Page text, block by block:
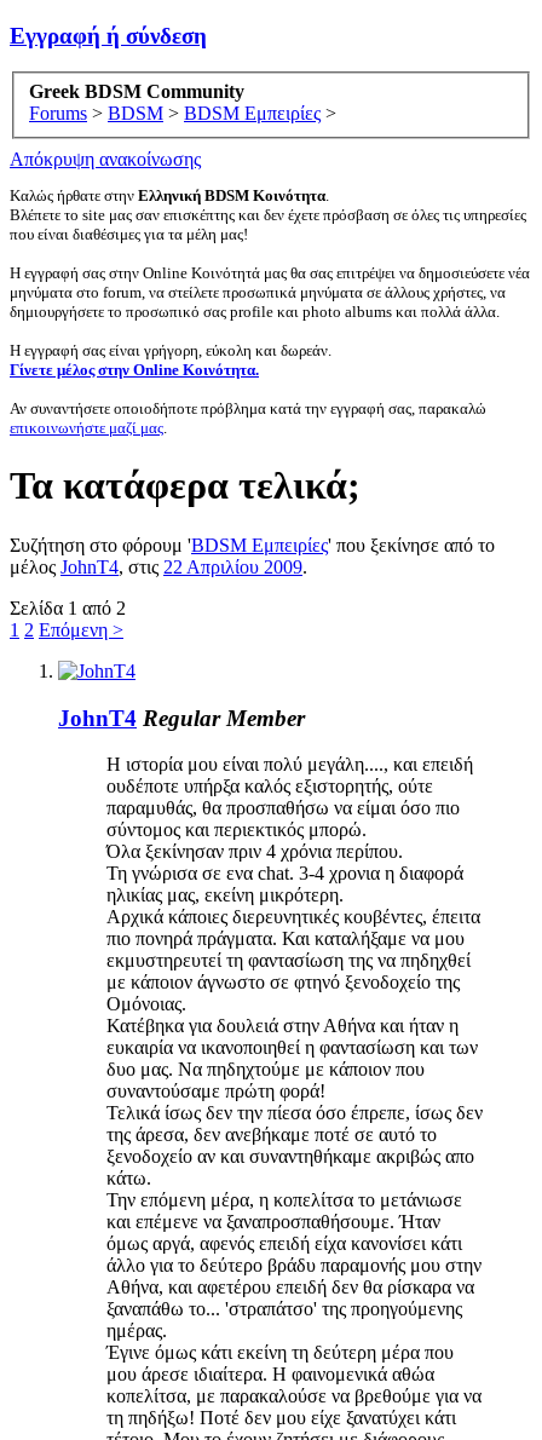
Εγγραφή ή σύνδεση
Greek BDSM Community
Forums > BDSM > BDSM Εμπειρίες >
Απόκρυψη ανακοίνωσης
Καλώς ήρθατε στην Ελληνική BDSM Κοινότητα.
Βλέπετε το site μας σαν επισκέπτης και δεν έχετε πρόσβαση σε όλες τις υπηρεσίες
που είναι διαθέσιμες για τα μέλη μας!
Η εγγραφή σας στην Online Κοινότητά μας θα σας επιτρέψει να δημοσιεύσετε νέα
μηνύματα στο forum, να στείλετε προσωπικά μηνύματα σε άλλους χρήστες, να
δημιουργήσετε το προσωπικό σας profile και photo albums και πολλά άλλα.
Η εγγραφή σας είναι γρήγορη, εύκολη και δωρεάν.
Γίνετε μέλος στην Online Κοινότητα.
Αν συναντήσετε οποιοδήποτε πρόβλημα κατά την εγγραφή σας, παρακαλώ
επικοινωνήστε μαζί μας.
Τα κατάφερα τελικά;
Συζήτηση στο φόρουμ 'BDSM Εμπειρίες' που ξεκίνησε από το
μέλος JohnT4, στις 22 Απριλίου 2009.
Σελίδα 1 από 2
1 2 Επόμενη >
JohnT4 Regular Member
Η ιστορία μου είναι πολύ μεγάλη...., και επειδή
ουδέποτε υπήρξα καλός εξιστορητής, ούτε
παραμυθάς, θα προσπαθήσω να είμαι όσο πιο
σύντομος και περιεκτικός μπορώ.
Όλα ξεκίνησαν πριν 4 χρόνια περίπου.
Τη γνώρισα σε ενα chat. 3-4 χρονια η διαφορά
ηλικίας μας, εκείνη μικρότερη.
Αρχικά κάποιες διερευνητικές κουβέντες, έπειτα
πιο πονηρά πράγματα. Και καταλήξαμε να μου
εκμυστηρευτεί τη φαντασίωση της να πηδηχθεί
με κάποιον άγνωστο σε φτηνό ξενοδοχείο της
Ομόνοιας.
Κατέβηκα για δουλειά στην Αθήνα και ήταν η
ευκαιρία να ικανοποιηθεί η φαντασίωση και των
δυο μας. Να πηδηχτούμε με κάποιον που
συναντούσαμε πρώτη φορά!
Τελικά ίσως δεν την πίεσα όσο έπρεπε, ίσως δεν
της άρεσα, δεν ανεβήκαμε ποτέ σε αυτό το
ξενοδοχείο αν και συναντηθήκαμε ακριβώς απο
κάτω.
Την επόμενη μέρα, η κοπελίτσα το μετάνιωσε
και επέμενε να ξαναπροσπαθήσουμε. Ήταν
όμως αργά, αφενός επειδή είχα κανονίσει κάτι
άλλο για το δεύτερο βράδυ παραμονής μου στην
Αθήνα, και αφετέρου επειδή δεν θα ρίσκαρα να
ξαναπάθω το... 'στραπάτσο' της προηγούμενης
ημέρας.
Έγινε όμως κάτι εκείνη τη δεύτερη μέρα που
μου άρεσε ιδιαίτερα. Η φαινομενικά αθώα
κοπελίτσα, με παρακαλούσε να βρεθούμε για να
τη πηδήξω! Ποτέ δεν μου είχε ξανατύχει κάτι